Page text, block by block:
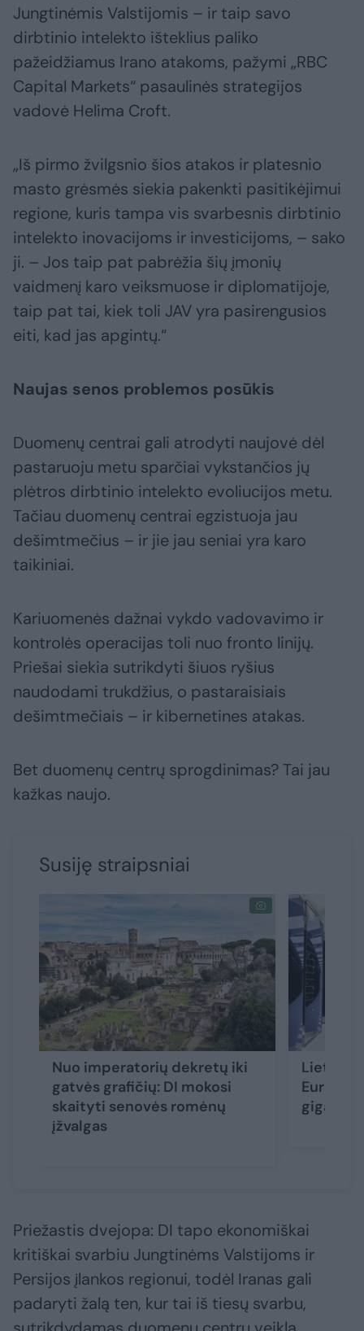
Jungtinėmis Valstijomis – ir taip savo
dirbtinio intelekto išteklius paliko
pažeidžiamus Irano atakoms, pažymi „RBC
Capital Markets“ pasaulinės strategijos
vadovė Helima Croft.
„Iš pirmo žvilgsnio šios atakos ir platesnio
masto grėsmės siekia pakenkti pasitikėjimui
regione, kuris tampa vis svarbesnis dirbtinio
intelekto inovacijoms ir investicijoms, – sako
ji. – Jos taip pat pabrėžia šių įmonių
vaidmenį karo veiksmuose ir diplomatijoje,
taip pat tai, kiek toli JAV yra pasirengusios
eiti, kad jas apgintų.“
Naujas senos problemos posūkis
Duomenų centrai gali atrodyti naujovė dėl
pastaruoju metu sparčiai vykstančios jų
plėtros dirbtinio intelekto evoliucijos metu.
Tačiau duomenų centrai egzistuoja jau
dešimtmečius – ir jie jau seniai yra karo
taikiniai.
Kariuomenės dažnai vykdo vadovavimo ir
kontrolės operacijas toli nuo fronto linijų.
Priešai siekia sutrikdyti šiuos ryšius
naudodami trukdžius, o pastaraisiais
dešimtmečiais – ir kibernetines atakas.
Bet duomenų centrų sprogdinimas? Tai jau
kažkas naujo.
Susiję straipsniai
Nuo imperatorių dekretų iki
gatvės grafičių: DI mokosi
skaityti senovės romėnų
įžvalgas
Lietuva
Priežastis dvejopa: DI tapo ekonomiškai
kritiškai svarbiu Jungtinėms Valstijoms ir
Persijos įlankos regionui, todėl Iranas gali
padaryti žalą ten, kur tai iš tiesų svarbu,